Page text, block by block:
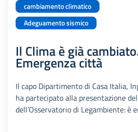
cambiamento climatico
Adeguamento sismico
Il Clima è già
Emergenza città
Il capo Dipartimento di Casa Italia,
ha partecipato alla presentazione
dell’Osservatorio di Legambiente: è